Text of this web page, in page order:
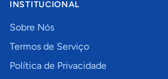
INSTITUCIONAL
Sobre Nós
Termos de Serviço
Política de Privacidade